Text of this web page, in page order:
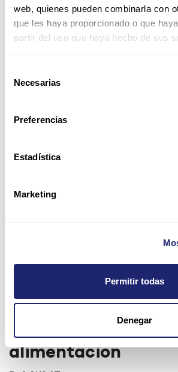
web, quienes pueden combinarla con
que les haya proporcionado o que
partir del uso que haya hecho de sus
Necesarias
Preferencias
Estadística
Marketing
Permitir todas
Denegar
Todos los productos
Dell 750W 80 Plus Platinum Hot
alimentación
Dell 750W 80 Plus
Hot Plug Fuente de
alimentación